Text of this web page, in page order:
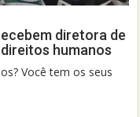
diretora de
humanos
Você tem os seus